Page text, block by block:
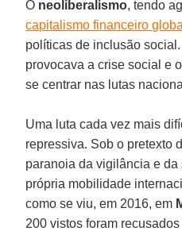
O neoliberalismo, tendo
capitalismo financeiro global
políticas de inclusão
provocava a crise social e
se centrar nas lutas
Uma luta cada vez mais
repressiva. Sob o pretexto
paranoia da vigilância e
própria mobilidade
como se viu, em 2016, em
200 vistos foram